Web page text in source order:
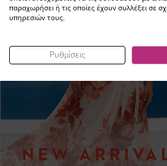
παραχωρήσει ή τις οποίες έχουν συλλέξει σε
υπηρεσιών τους.
Ρυθμίσεις